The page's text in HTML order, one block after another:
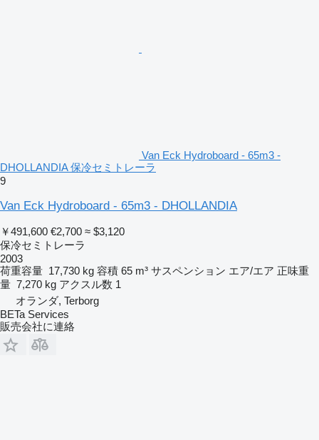
Van Eck Hydroboard - 65m3 -
DHOLLANDIA 保冷セミトレーラ
9
Van Eck Hydroboard - 65m3 - DHOLLANDIA
￥491,600 €2,700 ≈ $3,120
保冷セミトレーラ
2003
荷重容量 17,730 kg 容積 65 m³ サスペンション エア/エア 正味重
量 7,270 kg アクスル数 1
オランダ, Terborg
BETa Services
販売会社に連絡